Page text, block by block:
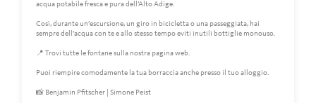
acqua potabile fresca e pura dell’Alto Adige.
Così, durante un’escursione, un giro in bicicletta o una passeggiata, hai
sempre dell’acqua con te e allo stesso tempo eviti inutili bottiglie monouso.
📍 Trovi tutte le fontane sulla nostra pagina web.
Puoi riempire comodamente la tua borraccia anche presso il tuo alloggio.
📸 Benjamin Pfitscher | Simone Peist